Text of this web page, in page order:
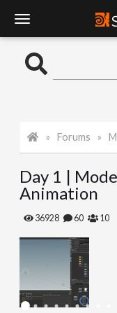
o
l
e
a
Forums
Day 1 |
Animation
36928 60 10